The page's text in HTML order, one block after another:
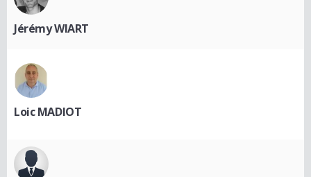
Jérémy WIART
Loic MADIOT